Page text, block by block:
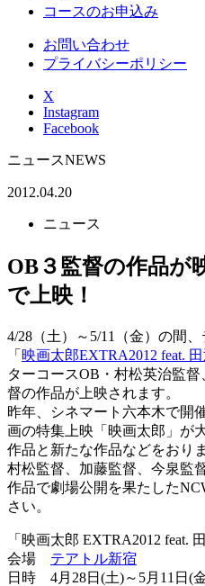
コースのお申込み
お問い合わせ
プライバシーポリシー
X
Instagram
Facebook
ニュースNEWS
2012.04.20
ニュース
OB３監督の作品が
で上映！
4/28（土）～5/11（金）の間
「 映画太郎EXTRA2012 feat.
ターコースOB・村松英治監
督の作品が上映されます。
昨年、シネマート六本木で開
画の特集上映「映画太郎」が
作品と新たな作品などをおり
村松監督、加藤監督、今泉監
作品で劇場公開を果たした
さい。
「映画太郎 EXTRA2012 feat.
会場 テアトル新宿
日時 4月28日(土)～5月11日(